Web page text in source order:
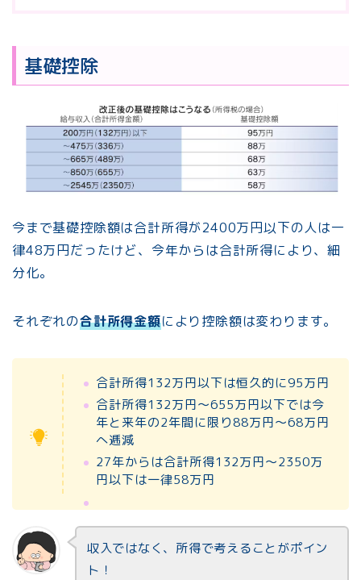
基礎控除
今まで基礎控除額は合計所得が2400万円以下の人は一
律48万円だったけど、今年からは合計所得により、細
分化。
それぞれの合計所得金額により控除額は変わります。
合計所得132万円以下は恒久的に95万円
合計所得132万円～655万円以下では今
年と来年の2年間に限り88万円～68万円
へ逓減
27年からは合計所得132万円～2350万
円以下は一律58万円
収入ではなく、所得で考えることがポイン
ト！